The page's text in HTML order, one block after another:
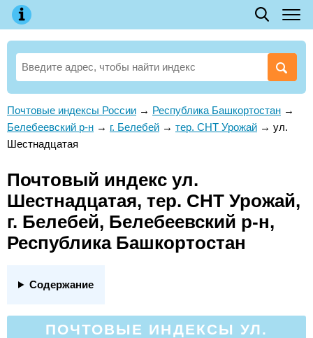
Почтовые индексы России → Республика Башкортостан →
Белебеевский р-н → г. Белебей → тер. СНТ Урожай → ул.
Шестнадцатая
Почтовый индекс ул.
Шестнадцатая, тер. СНТ Урожай,
г. Белебей, Белебеевский р-н,
Республика Башкортостан
Содержание
ПОЧТОВЫЕ ИНДЕКСЫ УЛ.